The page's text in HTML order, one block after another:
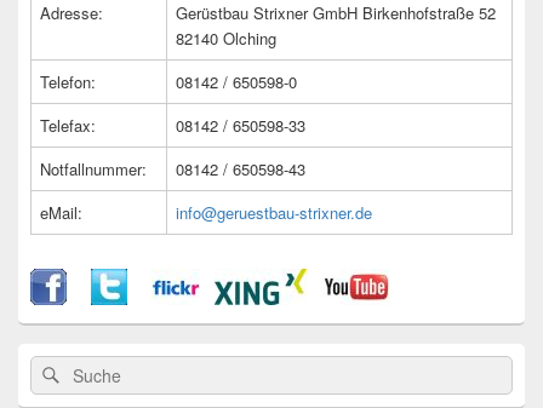
Adresse:
Gerüstbau Strixner GmbH Birkenhofstraße 52
82140 Olching
Telefon:
08142 / 650598-0
Telefax:
08142 / 650598-33
Notfallnummer:
08142 / 650598-43
eMail:
info@geruestbau-strixner.de
Suche
nach:
Suche